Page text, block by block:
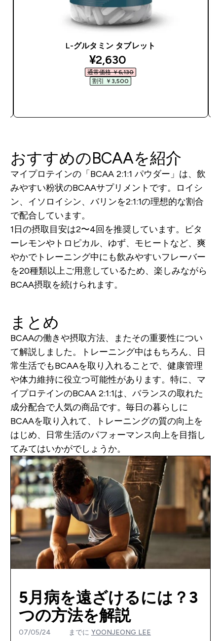
L-グルタミン タブレット
discounted price
¥2,630‎
通常価格 ￥6,130‎
割引 ￥3,500‎
おすすめのBCAAを紹介
マイプロテインの「BCAA 2:1:1 パウダー」は、飲
みやすい粉状のBCAAサプリメントです。ロイシ
ン、イソロイシン、バリンを2:1:1の理想的な割合
で配合しています。
1日の摂取目安は2〜4回を推奨しています。ビタ
ーレモンやトロピカル、ゆず、モヒートなど、爽
やかでトレーニング中にも飲みやすいフレーバー
を20種類以上ご用意しているため、楽しみながら
BCAA摂取を続けられます。
まとめ
BCAAの働きや摂取方法、またその重要性につい
て解説しました。トレーニング中はもちろん、日
常生活でもBCAAを取り入れることで、健康管理
や体力維持に役立つ可能性があります。特に、マ
イプロテインのBCAA 2:1:1は、バランスの取れた
成分配合で人気の商品です。毎日の暮らしに
BCAAを取り入れて、トレーニングの質の向上を
はじめ、日常生活のパフォーマンス向上を目指し
てみてはいかがでしょうか。
5月病を遠ざけるには？3
つの方法を解説
07/05/24 までに YOONJEONG LEE